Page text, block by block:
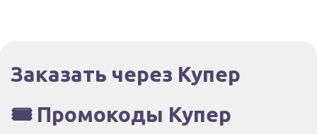
Заказать через Купер
🎟️ Промокоды Купер